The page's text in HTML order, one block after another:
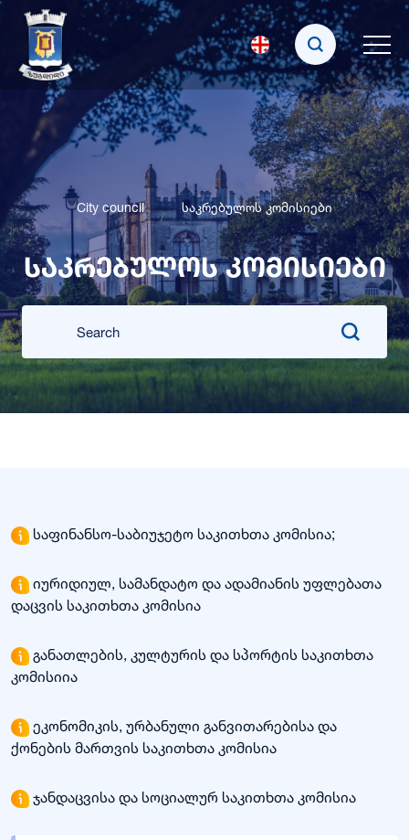
City council საკრებულოს კომისიები
საკრებულოს კომისიები
საფინანსო-საბიუჯეტო საკითხთა კომისია;
იურიდიულ, სამანდატო და ადამიანის უფლებათა
დაცვის საკითხთა კომისია
განათლების, კულტურის და სპორტის საკითხთა
კომისიია
ეკონომიკის, ურბანული განვითარებისა და
ქონების მართვის საკითხთა კომისია
ჯანდაცვისა და სოციალურ საკითხთა კომისია